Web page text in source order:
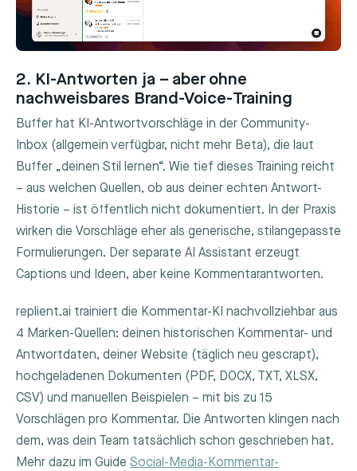
2. KI-Antworten ja – aber ohne
nachweisbares Brand-Voice-Training
Buffer hat KI-Antwortvorschläge in der Community-
Inbox (allgemein verfügbar, nicht mehr Beta), die laut
Buffer „deinen Stil lernen“. Wie tief dieses Training reicht
– aus welchen Quellen, ob aus deiner echten Antwort-
Historie – ist öffentlich nicht dokumentiert. In der Praxis
wirken die Vorschläge eher als generische, stilangepasste
Formulierungen. Der separate AI Assistant erzeugt
Captions und Ideen, aber keine Kommentarantworten.
replient.ai trainiert die Kommentar-KI nachvollziehbar aus
4 Marken-Quellen: deinen historischen Kommentar- und
Antwortdaten, deiner Website (täglich neu gescrapt),
hochgeladenen Dokumenten (PDF, DOCX, TXT, XLSX,
CSV) und manuellen Beispielen – mit bis zu 15
Vorschlägen pro Kommentar. Die Antworten klingen nach
dem, was dein Team tatsächlich schon geschrieben hat.
Mehr dazu im Guide Social-Media-Kommentar-